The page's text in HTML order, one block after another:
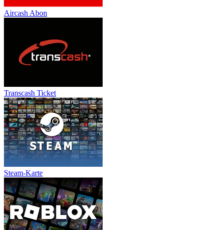
Aircash Abon
Transcash Ticket
Steam-Karte